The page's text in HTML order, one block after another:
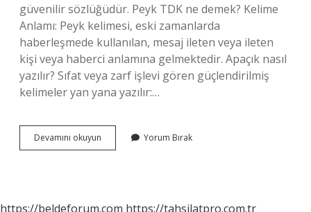
güvenilir sözlüğüdür. Peyk TDK ne demek? Kelime
Anlamı: Peyk kelimesi, eski zamanlarda
haberleşmede kullanılan, mesaj ileten veya ileten
kişi veya haberci anlamına gelmektedir. Apaçık nasıl
yazılır? Sıfat veya zarf işlevi gören güçlendirilmiş
kelimeler yan yana yazılır:…
Devamını okuyun
Tdk
Yorum Bırak
https://beldeforum.com https://tahsilatpro.com.tr